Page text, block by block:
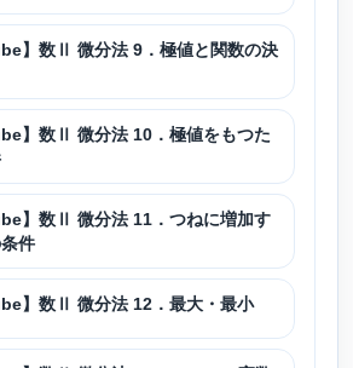
】数Ⅱ 微分法 9．極値と関数の決
】数Ⅱ 微分法 10．極値をもつた
】数Ⅱ 微分法 11．つねに増加す
件
】数Ⅱ 微分法 12．最大・最小